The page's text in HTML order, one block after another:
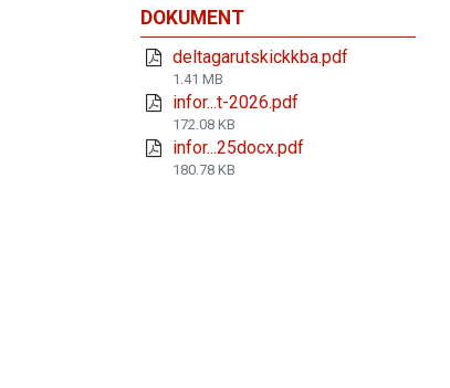
DOKUMENT
deltagarutskickkba.pdf
1.41 MB
infor...t-2026.pdf
172.08 KB
infor...25docx.pdf
180.78 KB